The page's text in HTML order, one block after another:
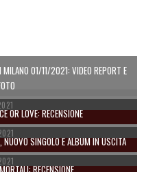
MILANO 01/11/2021: VIDEO REPORT E
OR LOVE: RECENSIONE
NUOVO SINGOLO E ALBUM IN USCITA
RECENSIONE